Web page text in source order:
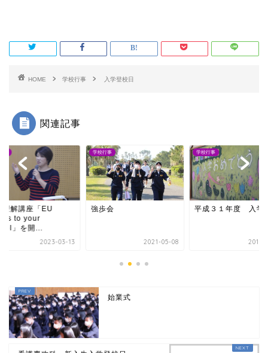
HOME 学校行事 入学登校日
関連記事
理解講座「EU
to your
」を開...
2023-03-13
学校行事
強歩会
2021-05-08
学校行事
平成３１年度 入学
2019-
始業式